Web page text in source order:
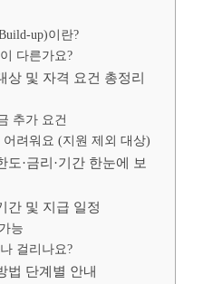
up)이란?
다른가요?
상 및 자격 요건 총정리
추가 요건
려워요 (지원 제외 대상)
·금리·기간 한눈에 보
간 및 지급 일정
능
걸리나요?
법 단계별 안내